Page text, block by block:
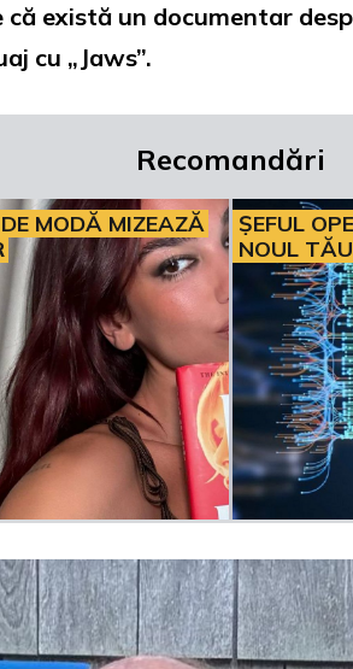
există un documentar
cu „Jaws”.
Recomandări
MODĂ MIZEAZĂ
ȘEFUL
NOUL